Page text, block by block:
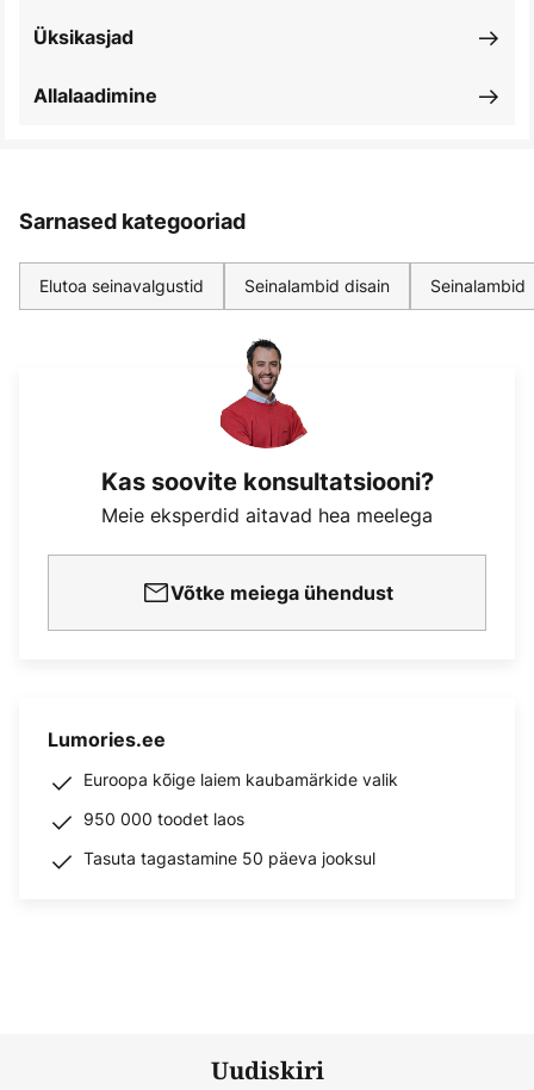
Üksikasjad
Allalaadimine
Sarnased kategooriad
Elutoa seinavalgustid Seinalambid disain Seinalambid
Kas soovite konsultatsiooni?
Meie eksperdid aitavad hea meelega
Võtke meiega ühendust
Lumories.ee
Euroopa kõige laiem kaubamärkide valik
950 000 toodet laos
Tasuta tagastamine 50 päeva jooksul
Uudiskiri